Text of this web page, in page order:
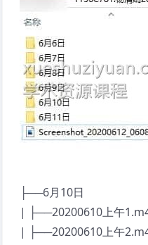
├──6月10日
| ├──20200610上午
| ├──20200610上午